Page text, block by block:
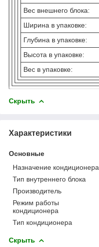
Вес внешнего блока:
Ширина в упаковке:
Глубина в упаковке:
Высота в упаковке:
Вес в упаковке:
Скрыть
Характеристики
Основные
Назначение кондиционера
Тип внутреннего блока
Производитель
Режим работы
кондиционера
Тип кондиционера
Скрыть